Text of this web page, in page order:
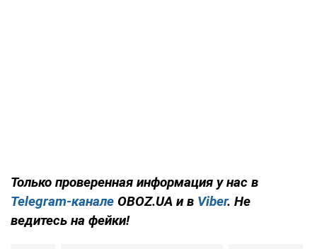
Только проверенная информация у нас в
Telegram-канале OBOZ.UA и в Viber. Не
ведитесь на фейки!